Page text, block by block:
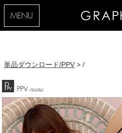
MENU
単品ダウンロード/PPV > /